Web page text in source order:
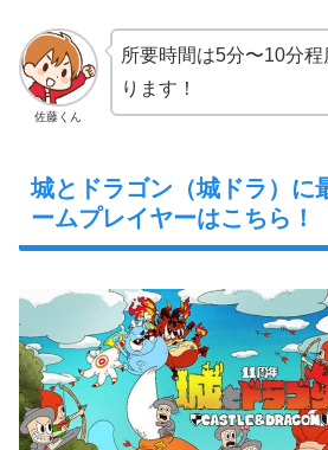
佐藤くん
所要時間は5分〜10分
ります！
城とドラゴン（城ドラ）に
ームプレイヤーはこちら！